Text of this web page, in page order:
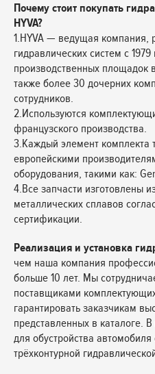
Почему стоит покупать
HYVA?
1.HYVA — ведущая
гидравлических систем с
производственных площадок
также более 30 дочерних
сотрудников.
2.Используются
французского производства.
3.Каждый элемент комплекта
европейскими
оборудования, такими как:
4.Все запчасти изготовлены
металлических сплавов
сертификации.
Реализация и установка
чем наша компания
больше 10 лет. Мы
поставщиками
гарантировать заказчикам
представленных в каталоге.
для обустройства
трёхконтурной